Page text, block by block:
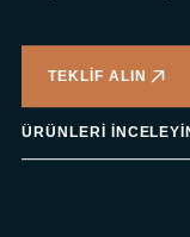
TEKLIF ALIN
ÜRÜNLERI